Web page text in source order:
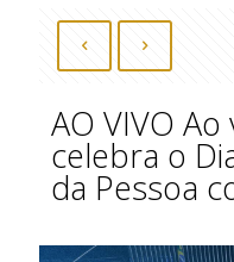
AO VIVO Ao
celebra o
da Pessoa